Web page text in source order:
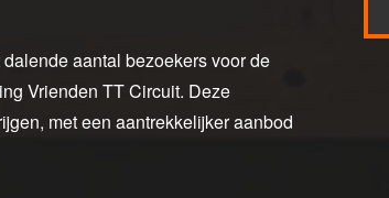
aantal bezoekers voor de
Vrienden TT Circuit. Deze
met een aantrekkelijker aanbod